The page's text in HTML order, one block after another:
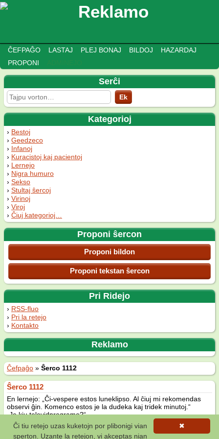
ĈEFPAĜO LASTAJ PLEJ BONAJ BILDOJ
HAZARDAJ
PROPONI
Serĉi
Kategorioj
Bestoj
Geedzeco
Infanoj
Kuracistoj kaj pacientoj
Lernejo
Nigra humuro
Sekso
Stultaj ŝercoj
Virinoj
Viroj
Ĉiuj kategorioj…
Proponi ŝercon
Proponi bildon
Proponi tekstan ŝercon
Pri Ridejo
RSS-fluo
Pri la retejo
Kontakto
Reklamo
Ĉefpaĝo » Ŝerco 1112
Ŝerco 1112
En lernejo: „Ĉi-vespere estos luneklipso. Al ĉiuj mi rekomendas
observi ĝin. Komenco estos je la dudeka kaj tridek minutoj.“
„Je kiu televidprogramo?“
Fonto: Jozef Borský, 1111 anekdotoj en Esperanto
✖
Ĉi tiu retejo uzas kuketojn por plibonigi vian
sperton. Uzante la retejon, vi akceptas nian